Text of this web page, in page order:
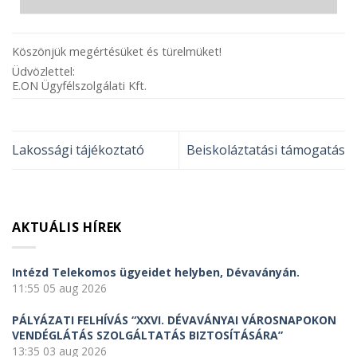
Köszönjük megértésüket és türelmüket!
Üdvözlettel:
E.ON Ügyfélszolgálati Kft.
Lakossági tájékoztató Beiskoláztatási támogatás
AKTUÁLIS HÍREK
Intézd Telekomos ügyeidet helyben, Dévaványán.
11:55 05 aug 2026
PÁLYÁZATI FELHÍVÁS “XXVI. DÉVAVÁNYAI VÁROSNAPOKON
VENDÉGLÁTÁS SZOLGÁLTATÁS BIZTOSÍTÁSÁRA”
13:35 03 aug 2026